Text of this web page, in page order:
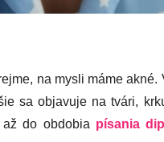
na mysli máme akné.
sa objavuje na tvári,
do obdobia písania